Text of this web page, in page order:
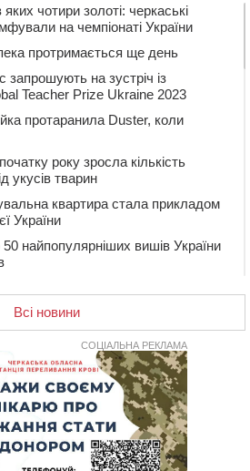
чотири золоті: черкаські
на чемпіонаті України
протримається ще день
запрошують на зустріч із
Teacher Prize Ukraine 2023
протаранила Duster, коли
року зросла кількість
укусів тварин
квартира стала прикладом
України
найпопулярніших вишів України
клітки: у Черкасах 75-річній
аортальний клапан
встановили сонячну
понад пів мільйона гривень
прощаються з полеглим на
Монастирищини
через нову скляну зупинку і
Всі новини
СОЦІАЛЬНА РЕКЛАМА